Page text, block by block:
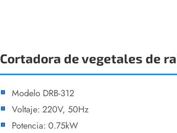
Cortadora de vegetales de
Modelo DRB-312
Voltaje: 220V, 50Hz
Potencia: 0.75kW